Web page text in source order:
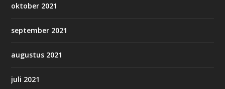
oktober 2021
september 2021
augustus 2021
juli 2021